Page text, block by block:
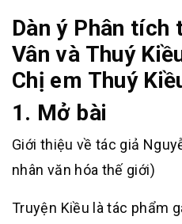
Dàn ý Phân tích
Vân và Thuý
Chị em Thuý
1. Mở bài
Giới thiệu về tác giả
nhân văn hóa thế giới)
Truyện Kiều là tác phẩm